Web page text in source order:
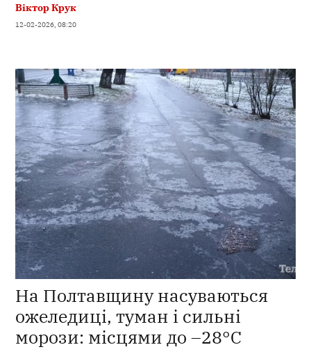
Віктор Крук
12-02-2026, 08:20
На Полтавщину насуваються
ожеледиці, туман і сильні
морози: місцями до –28°С